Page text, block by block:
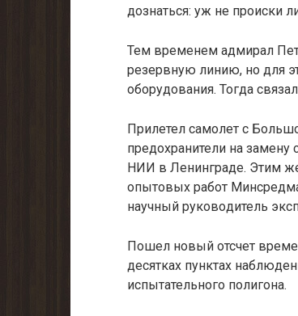
дознаться: уж не происки
Тем временем адмирал
резервную линию, но для
оборудова­ния. Тогда
Прилетел самолет с
предохранители на
НИИ в Ле­нинграде. Этим
опытовых работ
научный руково­дитель
Пошел новый отсчет
десятках пунктах
испыта­тельного полигона.